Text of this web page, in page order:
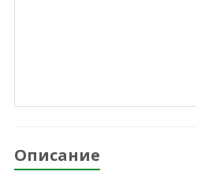
Описание